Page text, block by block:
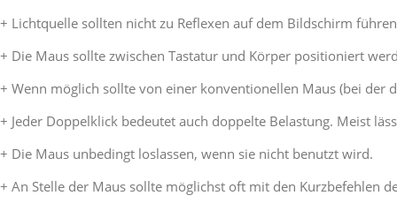
+ Lichtquelle sollten nicht zu Reflexen auf dem Bildschirm
+ Die Maus sollte zwischen Tastatur und Körper positioniert
+ Wenn möglich sollte von einer konventionellen Maus (bei der
+ Jeder Doppelklick bedeutet auch doppelte Belastung. Meist
+ Die Maus unbedingt loslassen, wenn sie nicht benutzt wird.
+ An Stelle der Maus sollte möglichst oft mit den Kurzbefehlen